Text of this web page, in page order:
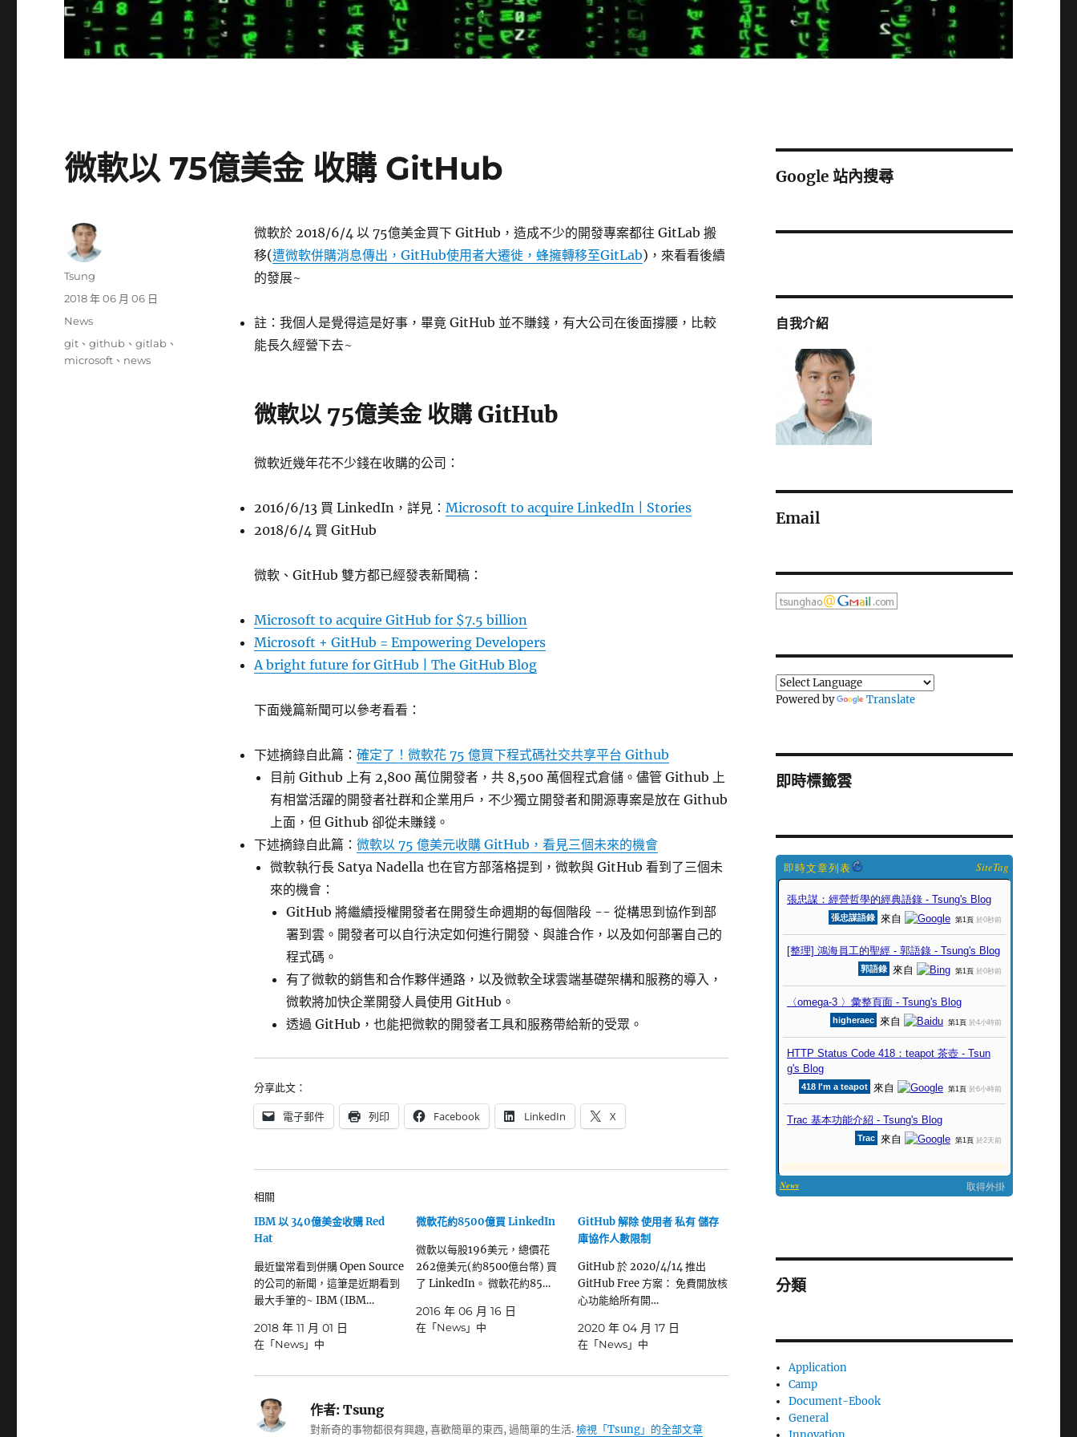
微軟以 75億美金 收購 GitHub
微軟於 2018/6/4 以 75億美金買下 GitHub，造成不少的開發專案都往 GitLab 搬
移(遭微軟併購消息傳出，GitHub使用者大遷徙，蜂擁轉移至GitLab)，來看看後續
的發展~
註：我個人是覺得這是好事，畢竟 GitHub 並不賺錢，有大公司在後面撐腰，比較
能長久經營下去~
微軟以 75億美金 收購 GitHub
微軟近幾年花不少錢在收購的公司：
2016/6/13 買 LinkedIn，詳見： Microsoft to acquire LinkedIn | Stories
2018/6/4 買 GitHub
微軟、GitHub 雙方都已經發表新聞稿：
Microsoft to acquire GitHub for $7.5 billion
Microsoft + GitHub = Empowering Developers
A bright future for GitHub | The GitHub Blog
下面幾篇新聞可以參考看看：
下述摘錄自此篇： 確定了！微軟花 75 億買下程式碼社交共享平台 Github
目前 Github 上有 2,800 萬位開發者，共 8,500 萬個程式倉儲。儘管 Github 上
有相當活躍的開發者社群和企業用戶，不少獨立開發者和開源專案是放在 Github
上面，但 Github 卻從未賺錢。
下述摘錄自此篇： 微軟以 75 億美元收購 GitHub，看見三個未來的機會
微軟執行長 Satya Nadella 也在官方部落格提到，微軟與 GitHub 看到了三個未
來的機會：
GitHub 將繼續授權開發者在開發生命週期的每個階段 -- 從構思到協作到部
署到雲。開發者可以自行決定如何進行開發、與誰合作，以及如何部署自己的
程式碼。
有了微軟的銷售和合作夥伴通路，以及微軟全球雲端基礎架構和服務的導入，
微軟將加快企業開發人員使用 GitHub。
透過 GitHub，也能把微軟的開發者工具和服務帶給新的受眾。
分享此文：
電子郵件 列印 Facebook LinkedIn X
相關
IBM 以 340億美金收購 Red
Hat
最近蠻常看到併購 Open Source
的公司的新聞，這筆是近期看到
最大手筆的~ IBM (IBM…
2018 年 11 月 01 日
在「News」中
微軟花約8500億買 LinkedIn
微軟以每股196美元，總價花
262億美元(約8500億台幣) 買
了 LinkedIn。 微軟花約85…
2016 年 06 月 16 日
在「News」中
GitHub 解除 使用者 私有 儲存
庫協作人數限制
GitHub 於 2020/4/14 推出
GitHub Free 方案： 免費開放核
心功能給所有開…
2020 年 04 月 17 日
在「News」中
作者:Tsung
對新奇的事物都很有興趣, 喜歡簡單的東西, 過簡單的生活.檢視「Tsung」的全部文章
作
Tsung
發
期:
2018 年 06 月 06 日
分
類
News
標
籤
git 、github 、gitlab 、
microsoft 、 news
Google 站內搜尋
自我介紹
Email
Powered by Translate
即時標籤雲
SiteTag
分類
Application
Camp
Document-Ebook
General